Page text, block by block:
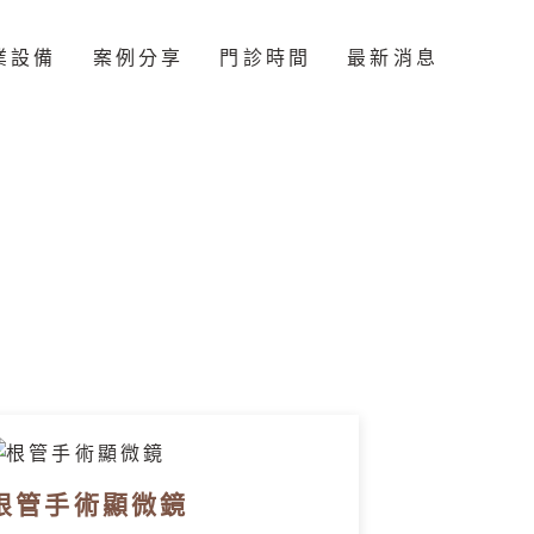
設備 案例分享 門診時間 最新消息
管手術顯微鏡